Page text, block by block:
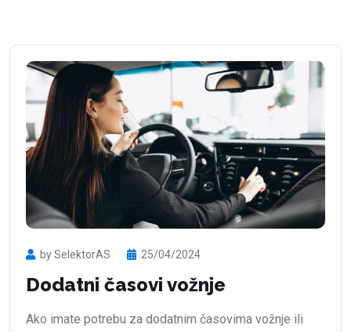
by SelektorAS 25/04/2024
Dodatni časovi vožnje
Ako imate potrebu za dodatnim časovima vožnje ili